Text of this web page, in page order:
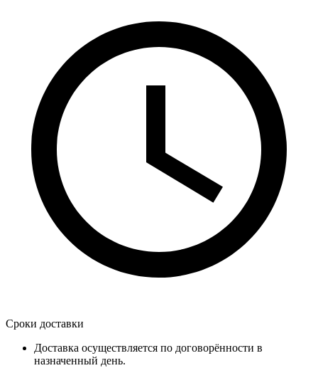
Сроки доставки
Доставка осуществляется по договорённости в
назначенный день.